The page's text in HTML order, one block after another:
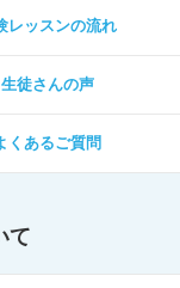
レッスンの流れ
生徒さんの声
くあるご質問
て